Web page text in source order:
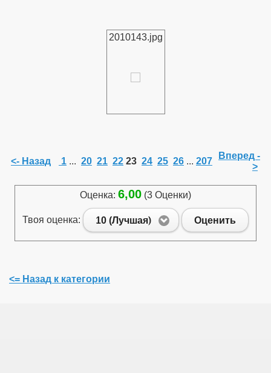
2010143.jpg
<- Назад 1 ... 20 21 22 23 24 25 26 ... 207
Вперед -
>
Оценка: 6,00 (3 Оценки)
Твоя оценка: 10 (Лучшая) Оценить
<= Назад к категории